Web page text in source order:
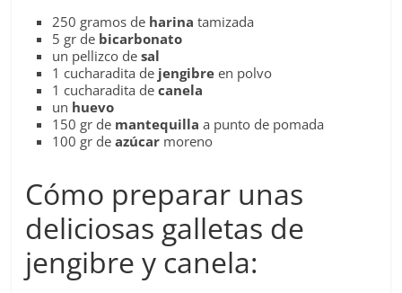
250 gramos de harina tamizada
5 gr de bicarbonato
un pellizco desal
1 cucharadita de jengibre en polvo
1 cucharadita decanela
un huevo
150 gr de mantequilla a punto de pomada
100 gr de azúcar moreno
Cómo preparar unas
deliciosas galletas de
jengibre y canela: